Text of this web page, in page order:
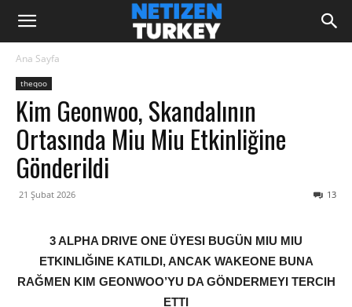
Ana Sayfa
theqoo
Kim Geonwoo, Skandalının
Ortasında Miu Miu Etkinliğine
Gönderildi
21 Şubat 2026 13
3 ALPHA DRIVE ONE ÜYESI BUGÜN MIU MIU
ETKINLIĞINE KATILDI, ANCAK WAKEONE BUNA
RAĞMEN KIM GEONWOO’YU DA GÖNDERMEYI TERCIH
ETTI